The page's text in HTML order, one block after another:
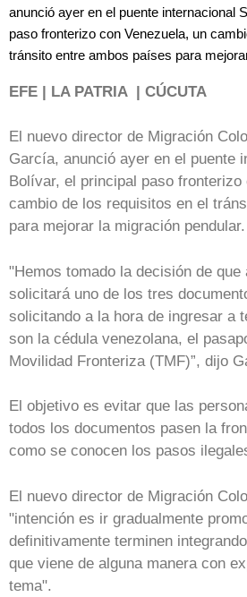
anunció ayer en el puente internacional
paso fronterizo con Venezuela, un
tránsito entre ambos países para
EFE | LA PATRIA | CÚCUTA
El nuevo director de Migración
García, anunció ayer en el puente
Bolívar, el principal paso fronterizo
cambio de los requisitos en el
para mejorar la migración pendular.
"Hemos tomado la decisión de
solicitará uno de los tres
solicitando a la hora de ingresar a
son la cédula venezolana, el
Movilidad Fronteriza (TMF)”, dijo
El objetivo es evitar que las
todos los documentos pasen la
como se conocen los pasos
El nuevo director de Migración
"intención es ir gradualmente
definitivamente terminen
que viene de alguna manera con
tema".